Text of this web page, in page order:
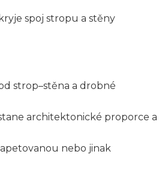
spoj stropu a stěny
strop–stěna a drobné
architektonické proporce a
nebo jinak